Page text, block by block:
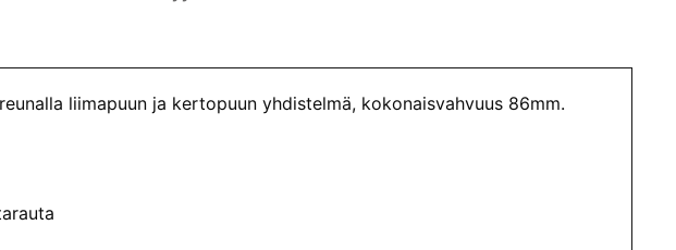
liimapuun ja kertopuun yhdistelmä, kokonaisvahvuus 86mm.